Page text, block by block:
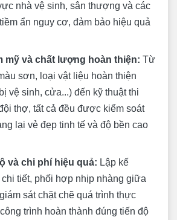
nhà vệ sinh, sân thượng và các
ẩn nguy cơ, đảm bảo hiệu quả
mỹ và chất lượng hoàn thiện: Từ
sơn, loại vật liệu hoàn thiện
vệ sinh, cửa...) đến kỹ thuật thi
thợ, tất cả đều được kiểm soát
lại vẻ đẹp tinh tế và độ bền cao
và chi phí hiệu quả: Lập kế
chi tiết, phối hợp nhịp nhàng giữa
sát chặt chẽ quá trình thực
trình hoàn thành đúng tiến độ